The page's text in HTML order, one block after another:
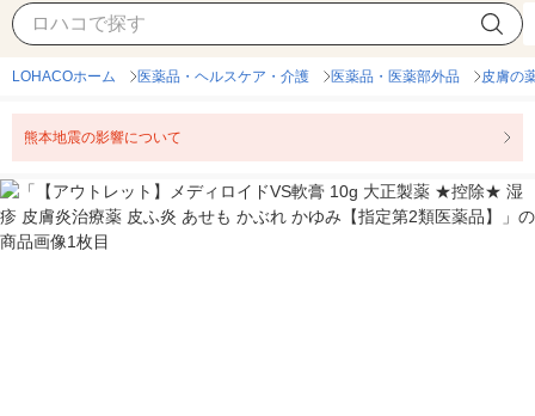
LOHACOホーム 医薬品・ヘルスケア・介護 医薬品・医薬部外品 皮膚の
熊本地震の影響について